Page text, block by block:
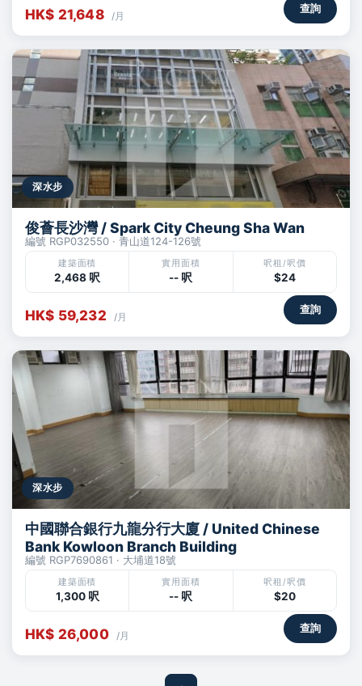
HK$ 21,648 /月
查詢
深水步
俊薈長沙灣 / Spark City Cheung Sha Wan
編號 RGP032550 · 青山道124-126號
建築面積
2,468 呎
實用面積
-- 呎
呎租/呎價
$24
HK$ 59,232 /月
查詢
深水步
中國聯合銀行九龍分行大廈 / United Chinese
Bank Kowloon Branch Building
編號 RGP7690861 · 大埔道18號
建築面積
1,300 呎
實用面積
-- 呎
呎租/呎價
$20
HK$ 26,000 /月
查詢